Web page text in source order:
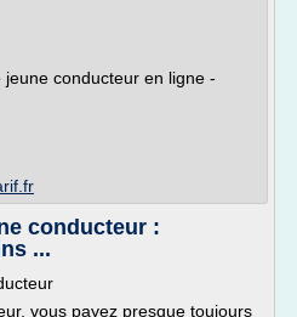
conducteur en ligne -
conducteur :
...
vous payez presque toujours